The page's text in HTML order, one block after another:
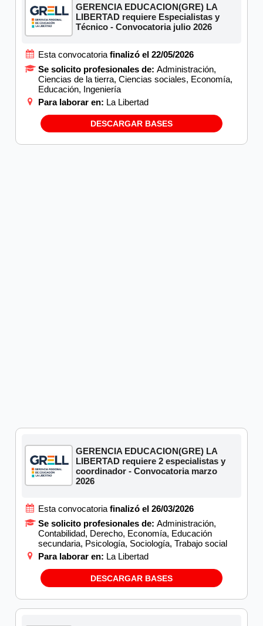
GERENCIA EDUCACION(GRE) LA
LIBERTAD requiere Especialistas y
Técnico - Convocatoria julio 2026
Esta convocatoria finalizó el 22/05/2026
Se solicito profesionales de: Administración,
Ciencias de la tierra, Ciencias sociales, Economía,
Educación, Ingeniería
Para laborar en: La Libertad
DESCARGAR BASES
GERENCIA EDUCACION(GRE) LA
LIBERTAD requiere 2 especialistas y
coordinador - Convocatoria marzo
2026
Esta convocatoriafinalizó el 26/03/2026
Se solicito profesionales de: Administración,
Contabilidad, Derecho, Economía, Educación
secundaria, Psicología, Sociología, Trabajo social
Para laborar en: La Libertad
DESCARGAR BASES